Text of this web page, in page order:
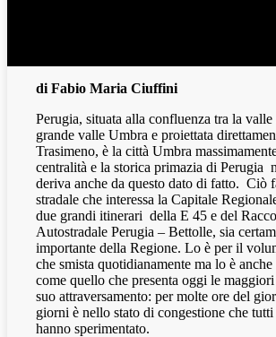
di Fabio Maria Ciuffini
Perugia, situata alla confluenza tra la valle
grande valle Umbra e proiettata
Trasimeno, è la città Umbra
centralità e la storica primazia di Perugia
deriva anche da questo dato di fatto. Ciò
stradale che interessa la Capitale
due grandi itinerari della E 45 e del
Autostradale Perugia – Bettolle, sia
importante della Regione. Lo è per il
che smista quotidianamente ma lo è
come quello che presenta oggi le
suo attraversamento: per molte ore del
giorni è nello stato di congestione che
hanno sperimentato.